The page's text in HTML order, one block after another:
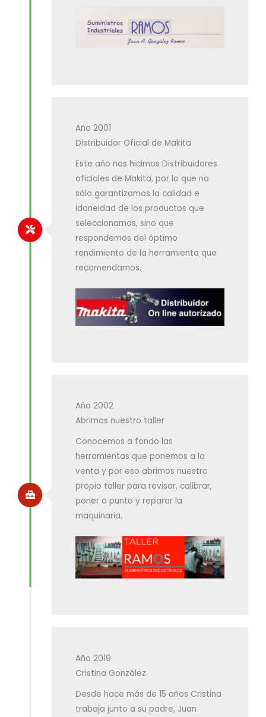
Año 2001
Distribuidor Oficial de Makita
Este año nos hicimos Distribuidores
oficiales de Makita, por lo que no
sólo garantizamos la calidad e
idoneidad de los productos que
seleccionamos, sino que
respondemos del óptimo
rendimiento de la herramienta que
recomendamos.
Año 2002
Abrimos nuestro taller
Conocemos a fondo las
herramientas que ponemos a la
venta y por eso abrimos nuestro
propio taller para revisar, calibrar,
poner a punto y reparar la
maquinaria.
Año 2019
Cristina González
Desde hace más de 15 años Cristina
trabaja junto a su padre, Juan